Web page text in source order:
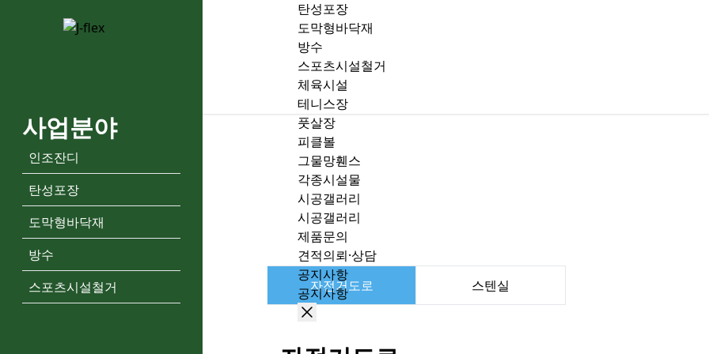
본문 바로가기
탄성포장
도막형바닥재
방수
스포츠시설철거
체육시설
테니스장
풋살장
피클볼
그물망휀스
각종시설물
시공갤러리
시공갤러리
제품문의
견적의뢰·상담
공지사항
공지사항
사업분야
인조잔디
탄성포장
도막형바닥재
방수
스포츠시설철거
자전거도로 스텐실